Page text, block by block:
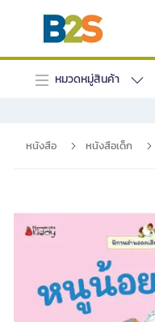
หมวดหมู่สินค้า
หนังสือ หนังสือเด็ก